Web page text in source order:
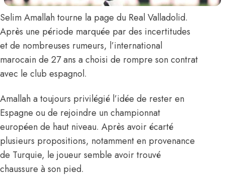
Selim Amallah tourne la page du Real Valladolid.
Après une période marquée par des incertitudes
et de nombreuses rumeurs, l’international
marocain de 27 ans a choisi de rompre son contrat
avec le club espagnol.
Amallah a toujours privilégié l’idée de rester en
Espagne ou de rejoindre un championnat
européen de haut niveau. Après avoir écarté
plusieurs propositions, notamment en provenance
de Turquie, le joueur semble avoir trouvé
chaussure à son pied.